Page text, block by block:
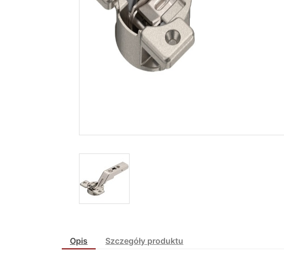
Opis Szczegóły produktu